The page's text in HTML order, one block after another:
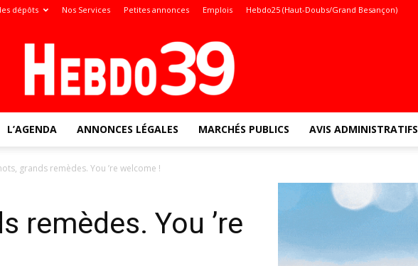
dépôts Nos Services Petites annonces Emplois Hebdo25 (Haut-Doubs/Grand Besançon)
L’AGENDA ANNONCES LÉGALES MARCHÉS PUBLICS AVIS ADMINISTRATIFS
grands remèdes. You ’re welcome !
remèdes. You ’re